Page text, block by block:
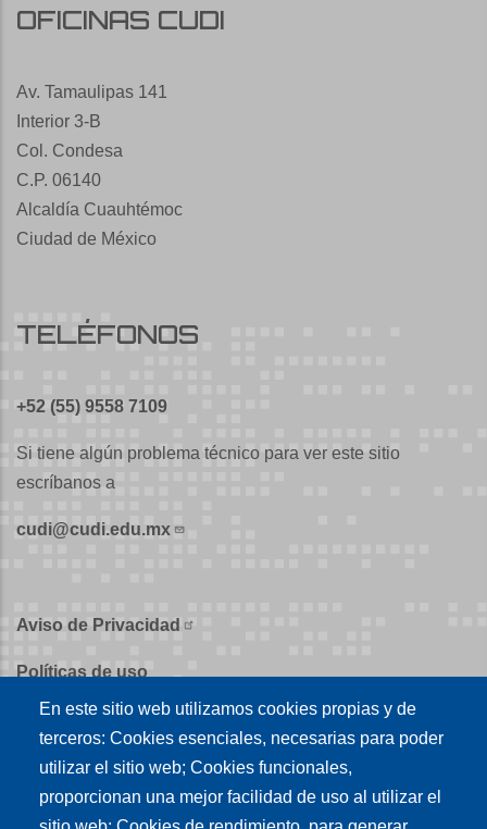
En este sitio web utilizamos cookies propias y de
terceros: Cookies esenciales, necesarias para poder
utilizar el sitio web; Cookies funcionales,
proporcionan una mejor facilidad de uso al utilizar el
OFICINAS CUDI
Av. Tamaulipas 141
Interior 3-B
Col. Condesa
C.P. 06140
Alcaldía Cuauhtémoc
Ciudad de México
TELÉFONOS
+52 (55) 9558 7109
Si tiene algún problema técnico para ver este sitio
escríbanos a
cudi@cudi.edu.mx
Aviso de Privacidad
Políticas de uso
Políticas de publicación
Créditos
Tu conexión es